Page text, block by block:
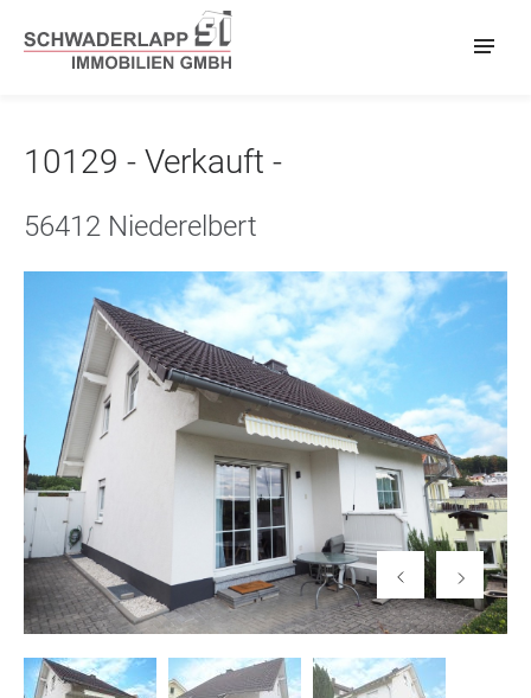
10129 - Verkauft -
56412 Niederelbert